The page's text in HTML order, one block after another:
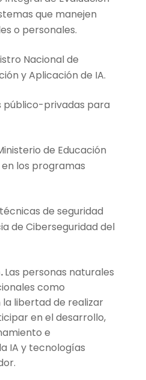
que manejen
o personales.
Nacional de
y Aplicación de IA.
público-privadas para
de Educación
los programas
de seguridad
de Ciberseguridad del
Las personas naturales
como
libertad de realizar
en el desarrollo,
e
IA y tecnologías